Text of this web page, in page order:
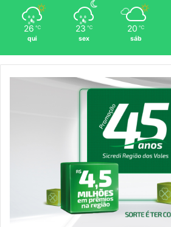
26 ℃
qui
23 ℃
sex
20 ℃
sáb